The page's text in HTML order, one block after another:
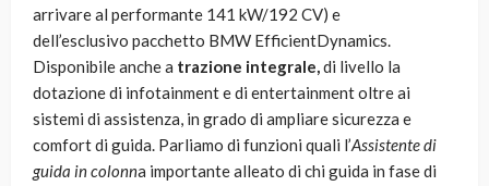
arrivare al performante 141 kW/192 CV) e
dell’esclusivo pacchetto BMW EfficientDynamics.
Disponibile anche a trazione integrale,di livello la
dotazione di infotainment e di entertainment oltre ai
sistemi di assistenza, in grado di ampliare sicurezza e
comfort di guida. Parliamo di funzioni quali l’Assistente di
guida in colonna importante alleato di chi guida in fase di